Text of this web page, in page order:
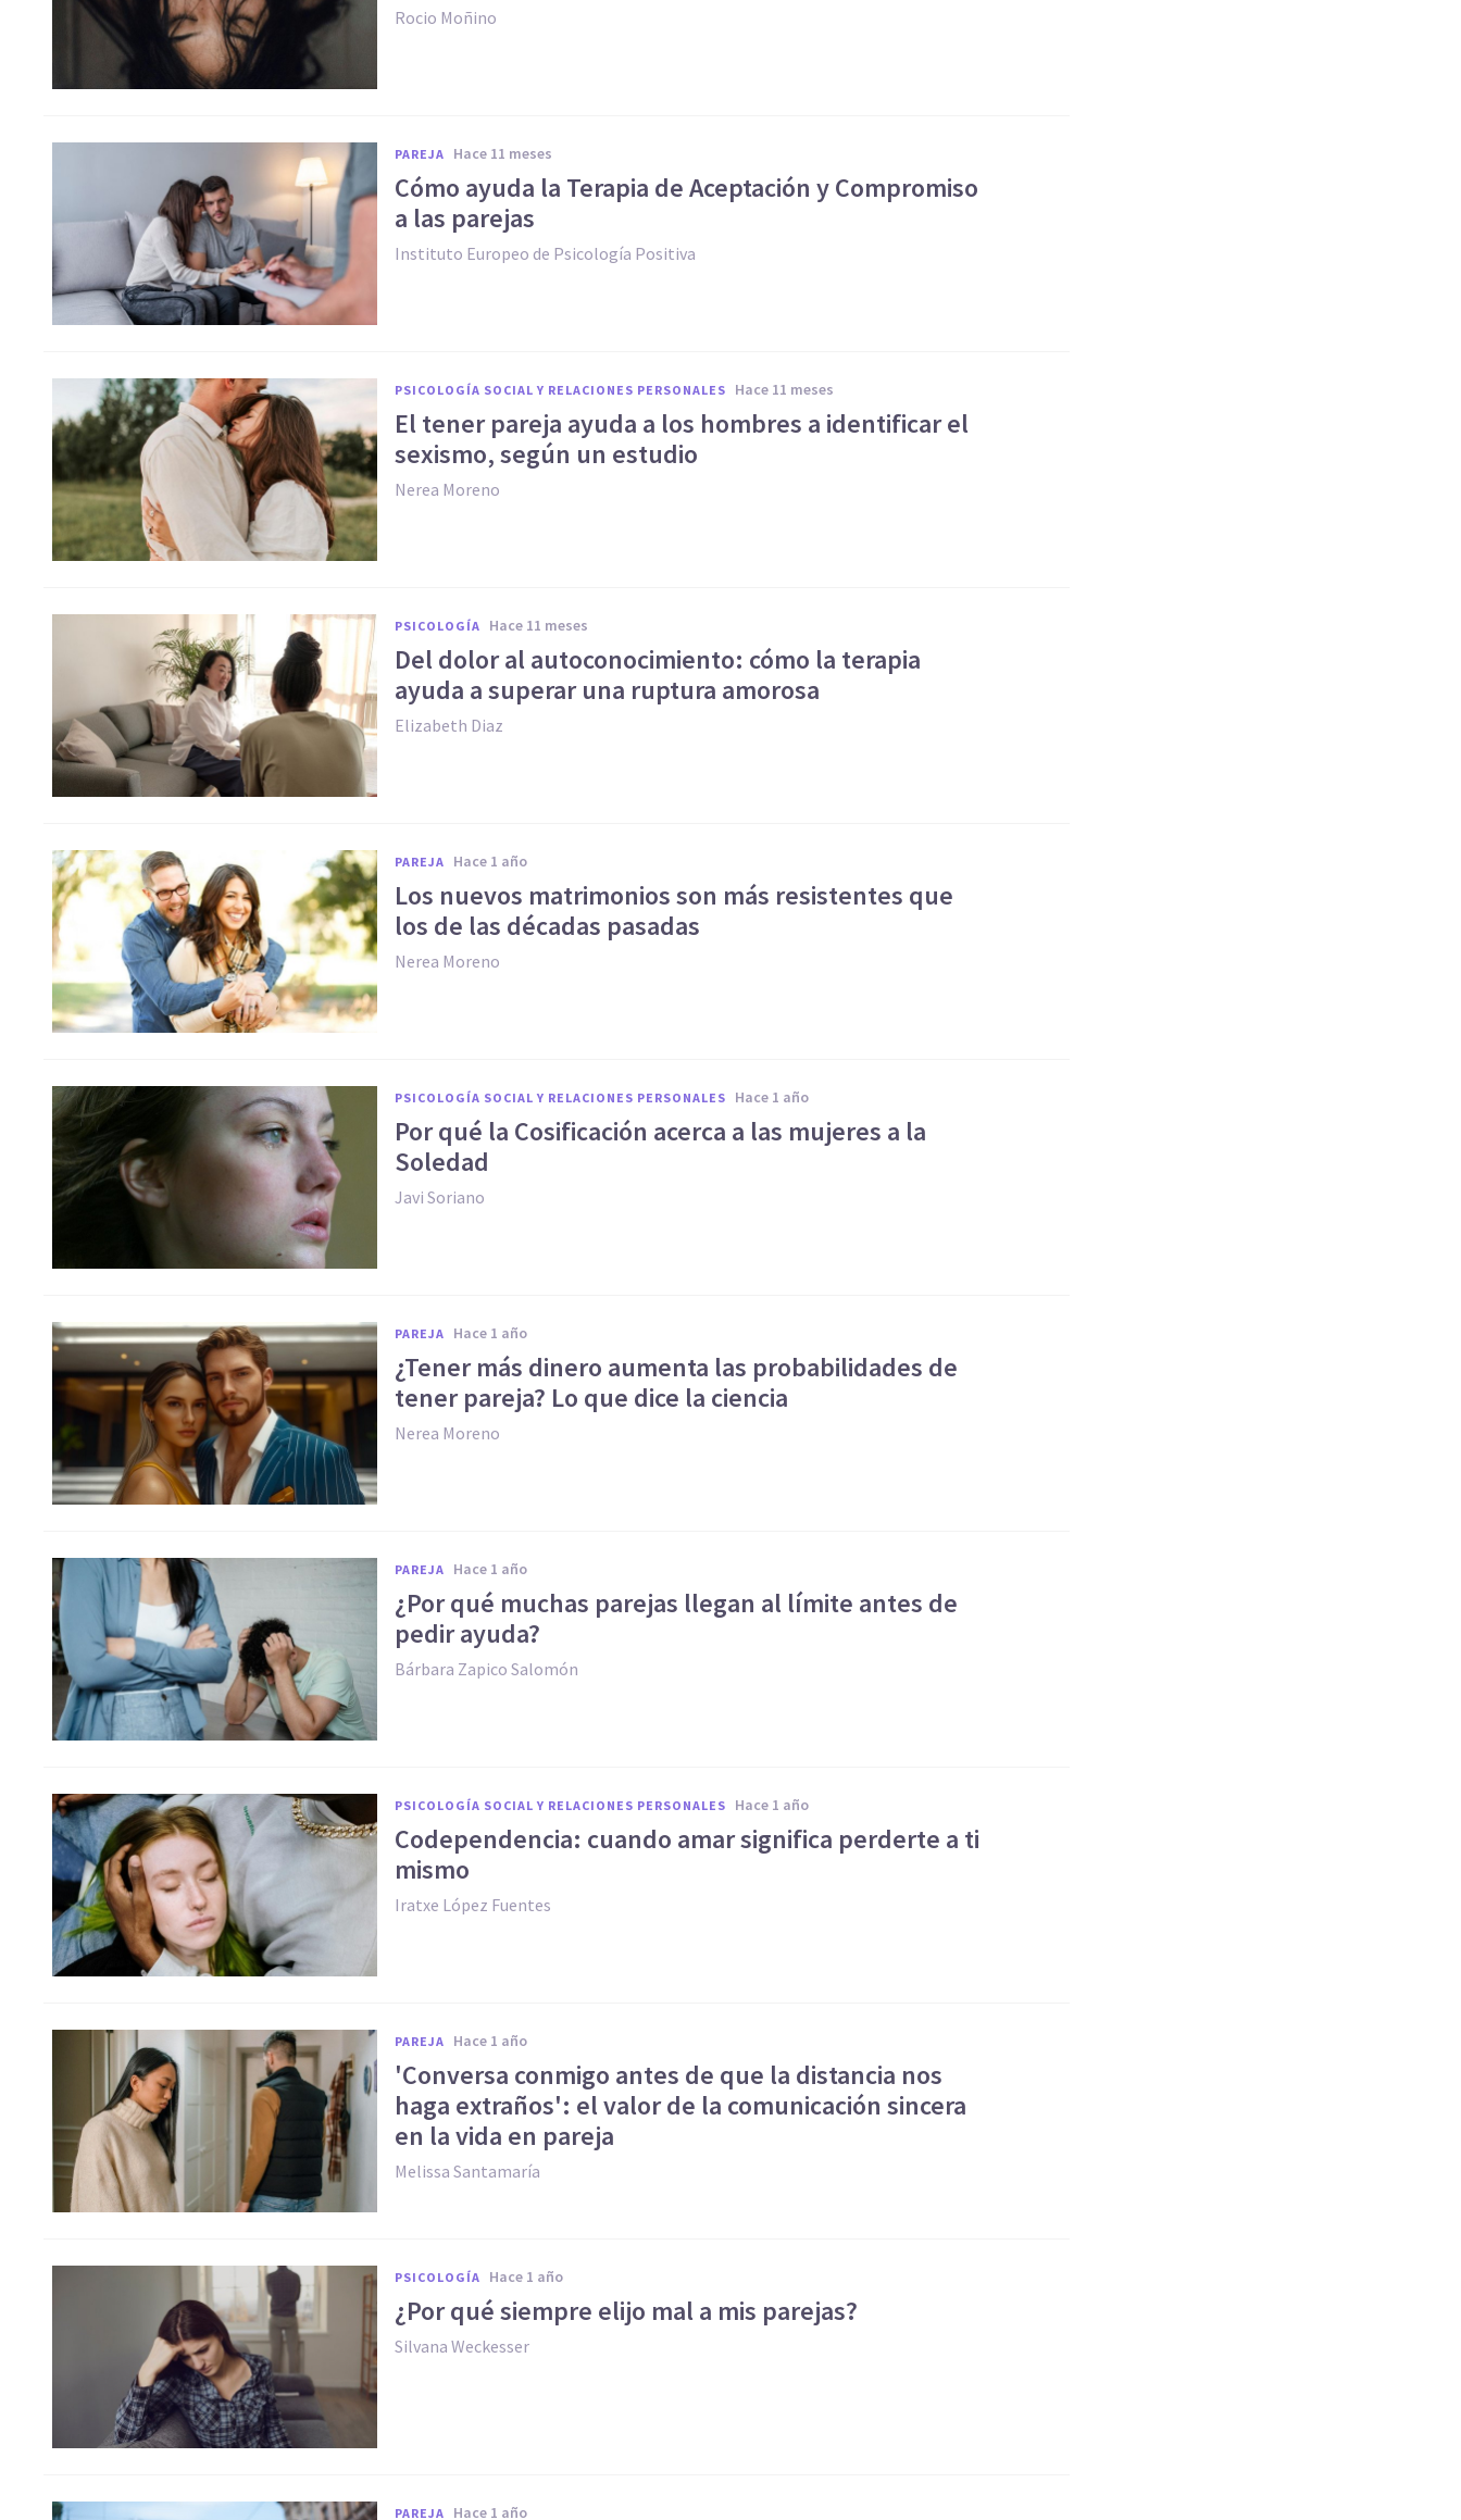
Rocio Moñino
PAREJA hace 11 meses
Cómo ayuda la Terapia de Aceptación y Compromiso
a las parejas
Instituto Europeo de Psicología Positiva
PSICOLOGÍA SOCIAL Y RELACIONES PERSONALES hace 11 meses
El tener pareja ayuda a los hombres a identificar el
sexismo, según un estudio
Nerea Moreno
PSICOLOGÍA hace 11 meses
Del dolor al autoconocimiento: cómo la terapia
ayuda a superar una ruptura amorosa
Elizabeth Diaz
PAREJA hace 1 año
Los nuevos matrimonios son más resistentes que
los de las décadas pasadas
Nerea Moreno
PSICOLOGÍA SOCIAL Y RELACIONES PERSONALES hace 1 año
Por qué la Cosificación acerca a las mujeres a la
Soledad
Javi Soriano
PAREJA hace 1 año
¿Tener más dinero aumenta las probabilidades de
tener pareja? Lo que dice la ciencia
Nerea Moreno
PAREJA hace 1 año
¿Por qué muchas parejas llegan al límite antes de
pedir ayuda?
Bárbara Zapico Salomón
PSICOLOGÍA SOCIAL Y RELACIONES PERSONALES hace 1 año
Codependencia: cuando amar significa perderte a ti
mismo
Iratxe López Fuentes
PAREJA hace 1 año
'Conversa conmigo antes de que la distancia nos
haga extraños': el valor de la comunicación sincera
en la vida en pareja
Melissa Santamaría
PSICOLOGÍA hace 1 año
¿Por qué siempre elijo mal a mis parejas?
Silvana Weckesser
PAREJA hace 1 año